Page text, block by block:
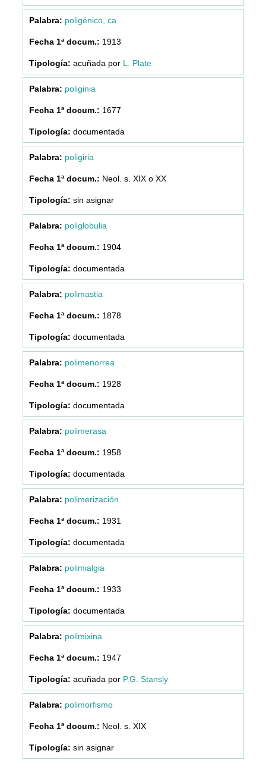
poligénico, ca
1913
acuñada por L. Plate
poliginia
1677
documentada
poligiria
Neol. s. XIX o XX
sin asignar
poliglobulia
1904
documentada
polimastia
1878
documentada
polimenorrea
1928
documentada
polimerasa
1958
documentada
polimerización
1931
documentada
polimialgia
1933
documentada
polimixina
1947
acuñada por P.G. Stansly
polimorfismo
Neol. s. XIX
sin asignar